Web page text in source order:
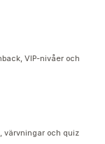
VIP-nivåer och
värvningar och quiz